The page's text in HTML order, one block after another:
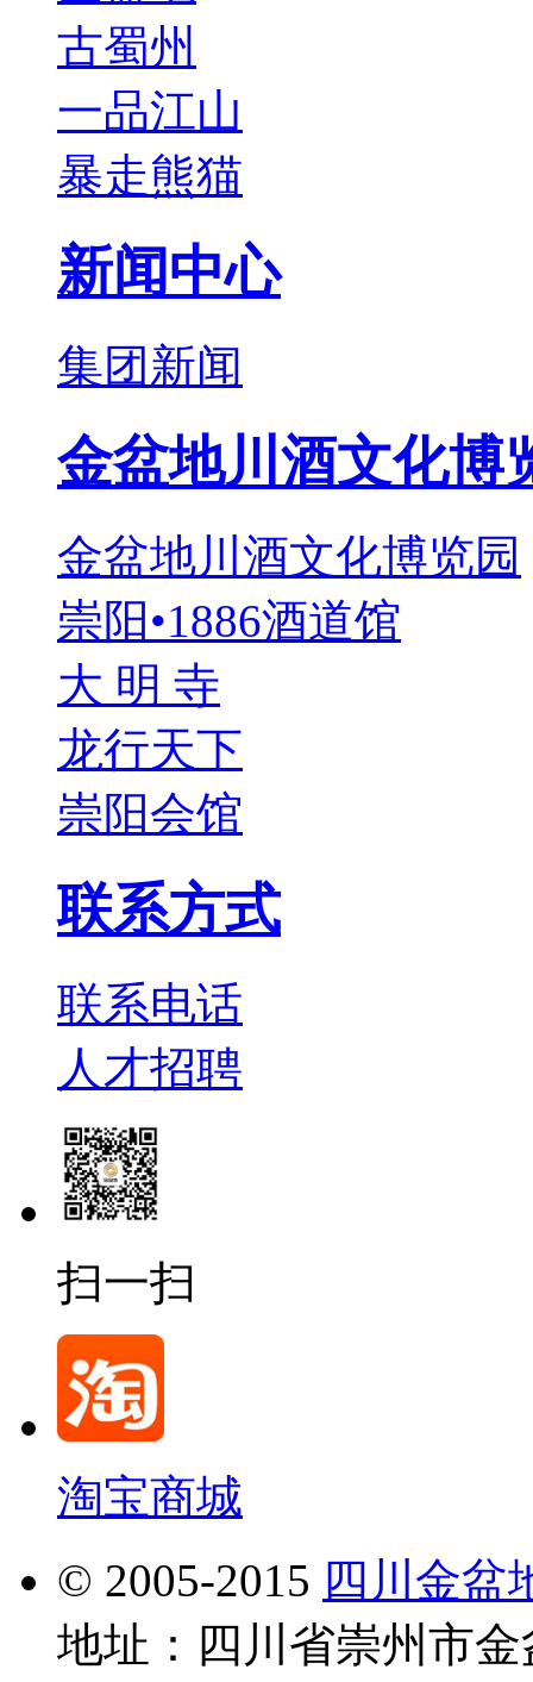
古蜀州
一品江山
暴走熊猫
新闻中心
集团新闻
金盆地川酒文化博
金盆地川酒文化博览园
崇阳•1886酒道馆
大 明 寺
龙行天下
崇阳会馆
联系方式
联系电话
人才招聘
扫一扫
淘宝商城
© 2005-2015 四川金盆
地址：四川省崇州市